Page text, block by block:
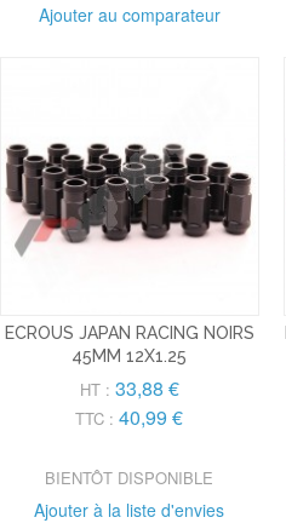
Ajouter au comparateur
ECROUS JAPAN RACING NOIRS
45MM 12X1.25
HT : 33,88 €
TTC : 40,99 €
BIENTÔT DISPONIBLE
Ajouter à la liste d'envies